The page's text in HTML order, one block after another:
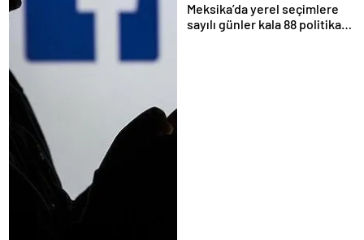
Meksika’da yerel seçimlere
sayılı günler kala 88 politikacı